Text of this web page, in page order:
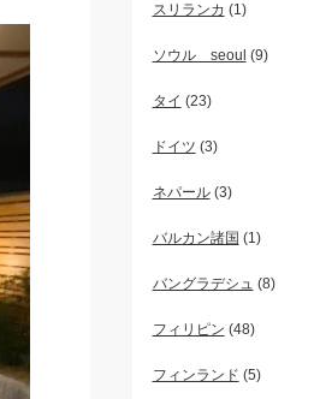
スリランカ (1)
ソウル seoul (9)
タイ (23)
ドイツ (3)
ネパール(3)
バルカン諸国 (1)
バングラデシュ (8)
フィリピン (48)
フィンランド (5)